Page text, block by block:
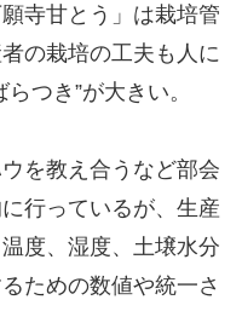
寺甘とう」は栽培管
の栽培の工夫も人に
つき”が大きい。
を教え合うなど部会
行っているが、生産
度、湿度、土壌水分
ための数値や統一さ